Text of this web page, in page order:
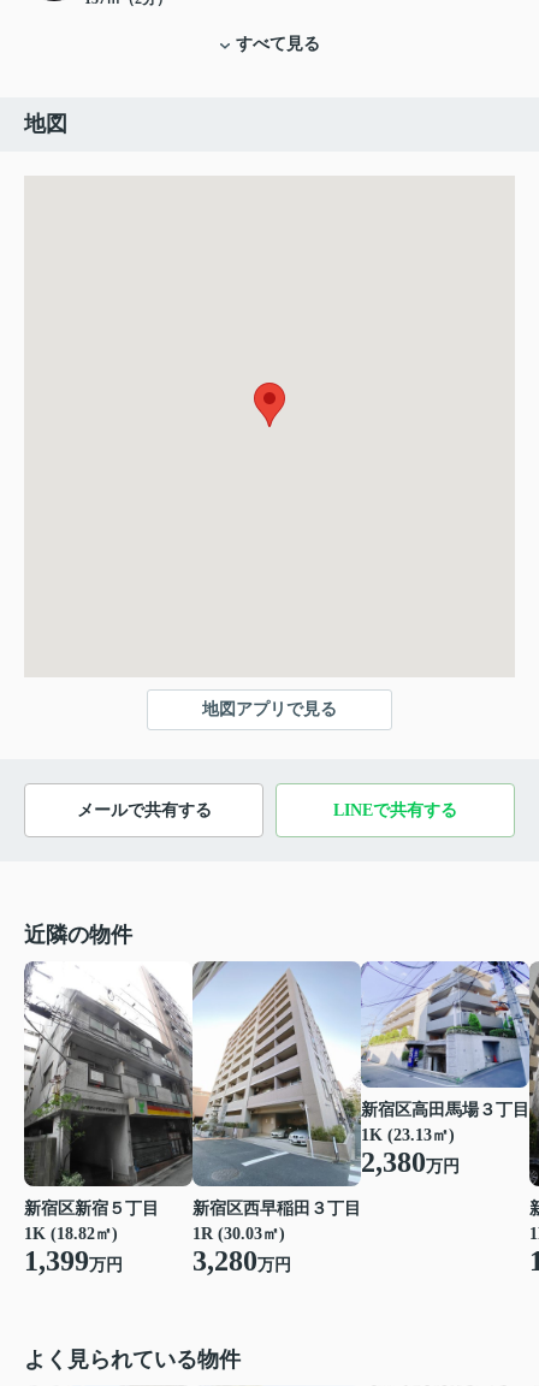
すべて見る
地図
地図アプリで見る
メールで共有する LINEで共有する
近隣の物件
新宿区新宿５丁目
1K (18.82㎡)
1,399万円
新宿区西早稲田３丁目
1R (30.03㎡)
3,280万円
新宿区高田馬場３丁目
1K (23.13㎡)
2,380万円
よく見られている物件